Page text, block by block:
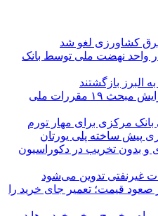
برق کشاورزی لغو شد
مالی بیش از ۳۹۶ هزار واحد نهضت ملی توسط بانک
تمدید اجرای همزمان دو ویرایش مبحث ۱۹ مقررات ملی
بانک مرکزی برای مهار تورم
پیش ساخته پلی یورتان
و بدون تخریب در دکوراسیون
غیرنفتی تدوین می‌شود
قیمت؛ تعمیر جای خرید را